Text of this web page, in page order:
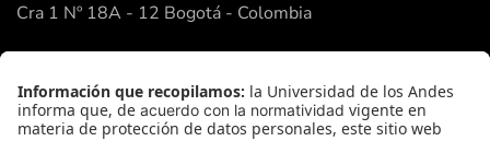
Cra 1 Nº 18A - 12 Bogotá - Colombia
Enlaces Rápidos